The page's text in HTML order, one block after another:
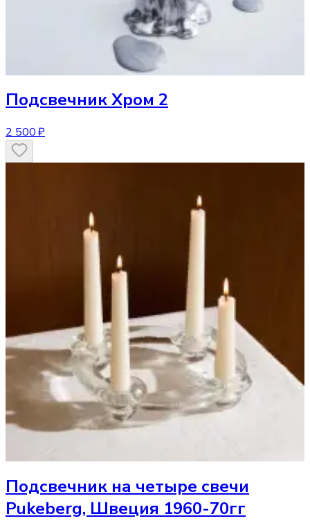
ПодсвечникХром 2
2 500 ₽
Подсвечник на четыре свечи
Pukeberg, Швеция 1960-70гг